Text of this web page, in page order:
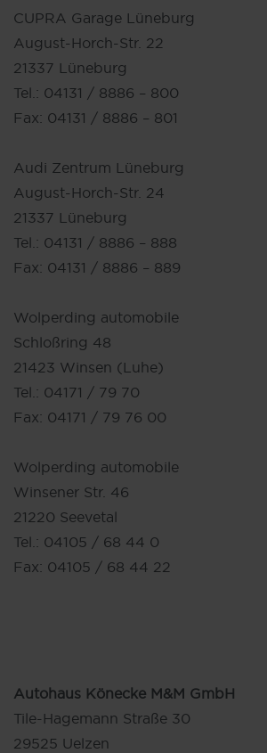
CUPRA Garage Lüneburg
August-Horch-Str. 22
21337 Lüneburg
Tel.: 04131 / 8886 – 800
Fax: 04131 / 8886 – 801
Audi Zentrum Lüneburg
August-Horch-Str. 24
21337 Lüneburg
Tel.: 04131 / 8886 – 888
Fax: 04131 / 8886 – 889
Wolperding automobile
Schloßring 48
21423 Winsen (Luhe)
Tel.: 04171 / 79 70
Fax: 04171 / 79 76 00
Wolperding automobile
Winsener Str. 46
21220 Seevetal
Tel.: 04105 / 68 44 0
Fax: 04105 / 68 44 22
Autohaus Könecke M&M GmbH
Tile-Hagemann Straße 30
29525 Uelzen